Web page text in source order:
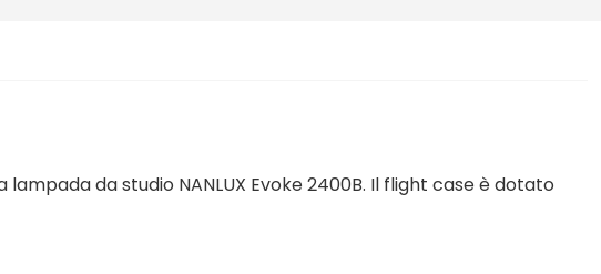
da studio NANLUX Evoke 2400B. Il flight case è dotato